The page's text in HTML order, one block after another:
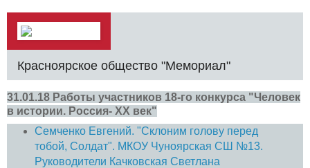
Красноярское общество "Мемориал"
31.01.18 Работы участников 18-го конкурса "Человек
в истории. Россия- ХХ век"
Семченко Евгений. "Склоним голову перед
тобой, Солдат". МКОУ Чуноярская СШ №13.
Руководители Качковская Светлана